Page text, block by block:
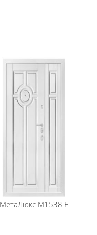
МетаЛюксМ1538 E